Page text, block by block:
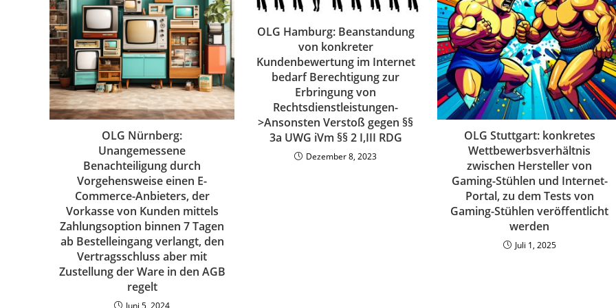
OLG Nürnberg:
Unangemessene
Benachteiligung durch
Vorgehensweise einen E-
Commerce-Anbieters, der
Vorkasse von Kunden mittels
Zahlungsoption binnen 7 Tagen
ab Bestelleingang verlangt, den
Vertragsschluss aber mit
Zustellung der Ware in den AGB
regelt
OLG Hamburg: Beanstandung
von konkreter
Kundenbewertung im Internet
bedarf Berechtigung zur
Erbringung von
Rechtsdienstleistungen-
>Ansonsten Verstoß gegen §§
3a UWG iVm §§ 2 I,III RDG
Dezember 8, 2023
OLG Stuttgart: konkretes
Wettbewerbsverhältnis
zwischen Hersteller von
Gaming-Stühlen und Internet-
Portal, zu dem Tests von
Gaming-Stühlen veröffentlicht
werden
Juli 1, 2025